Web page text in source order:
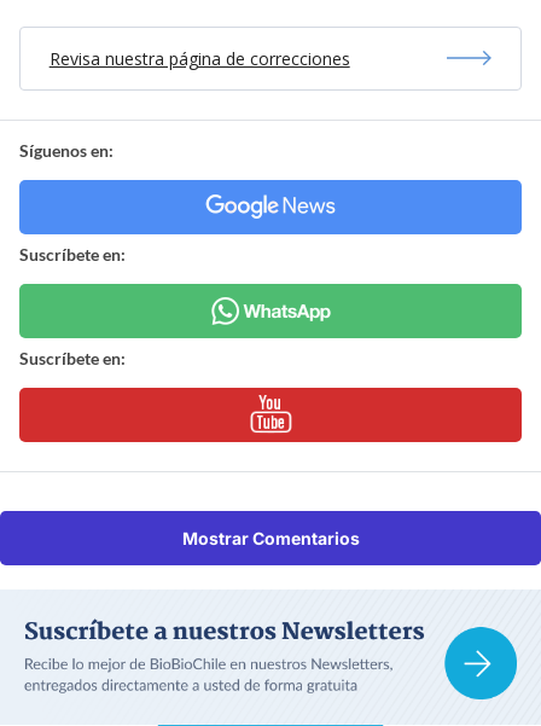
Revisa nuestra página de correcciones
Síguenos en:
Suscríbete en:
Suscríbete en:
Mostrar Comentarios